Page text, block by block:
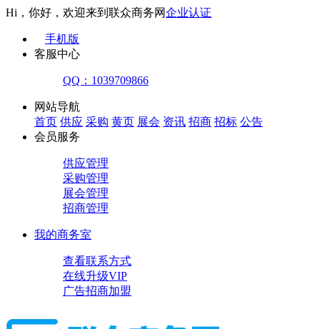
Hi，你好，欢迎来到联众商务网企业认证
手机版
客服中心
QQ：1039709866
网站导航
首页 供应 采购 黄页 展会 资讯 招商 招标 公告
会员服务
供应管理
采购管理
展会管理
招商管理
我的商务室
查看联系方式
在线升级VIP
广告招商加盟